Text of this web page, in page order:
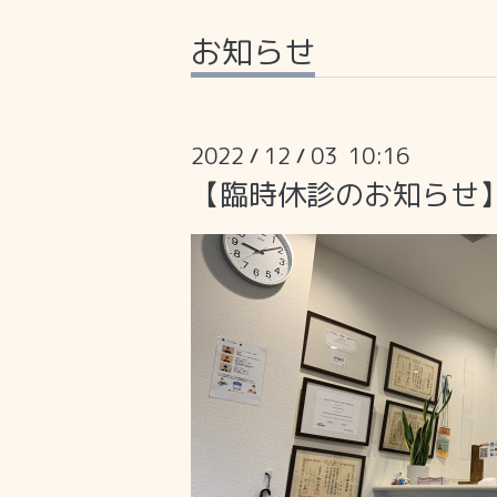
お知らせ
2022 / 12 / 03 10:16
【臨時休診のお知らせ